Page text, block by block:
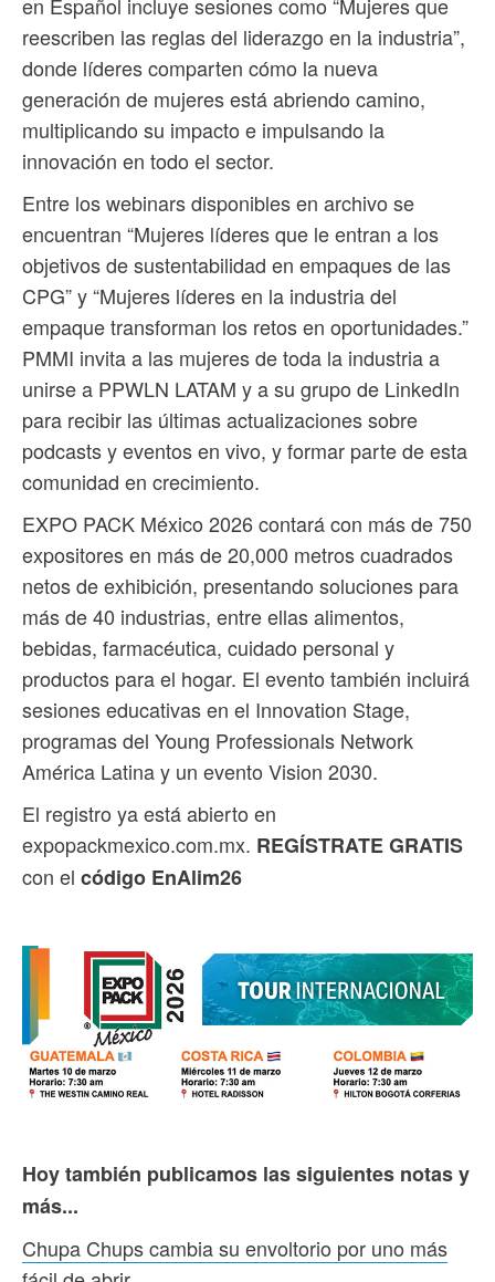
reescriben las reglas del liderazgo en la industria”,
donde líderes comparten cómo la nueva
generación de mujeres está abriendo camino,
multiplicando su impacto e impulsando la
innovación en todo el sector.
Entre los webinars disponibles en archivo se
encuentran “Mujeres líderes que le entran a los
objetivos de sustentabilidad en empaques de las
CPG” y “Mujeres líderes en la industria del
empaque transforman los retos en oportunidades.”
PMMI invita a las mujeres de toda la industria a
unirse a PPWLN LATAM y a su grupo de LinkedIn
para recibir las últimas actualizaciones sobre
podcasts y eventos en vivo, y formar parte de esta
comunidad en crecimiento.
EXPO PACK México 2026 contará con más de 750
expositores en más de 20,000 metros cuadrados
netos de exhibición, presentando soluciones para
más de 40 industrias, entre ellas alimentos,
bebidas, farmacéutica, cuidado personal y
productos para el hogar. El evento también incluirá
sesiones educativas en el Innovation Stage,
programas del Young Professionals Network
América Latina y un evento Vision 2030.
El registro ya está abierto en
expopackmexico.com.mx. REGÍSTRATE GRATIS
con el código EnAlim26
Hoy también publicamos las siguientes notas y
más...
Chupa Chups cambia su envoltorio por uno más